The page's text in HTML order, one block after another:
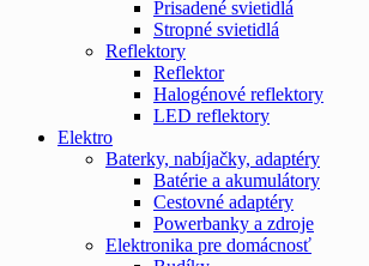
Prisadené svietidlá
Stropné svietidlá
Reflektory
Reflektor
Halogénové reflektory
LED reflektory
Elektro
Baterky, nabíjačky, adaptéry
Batérie a akumulátory
Cestovné adaptéry
Powerbanky a zdroje
Elektronika pre domácnosť